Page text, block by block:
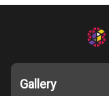
Gallery